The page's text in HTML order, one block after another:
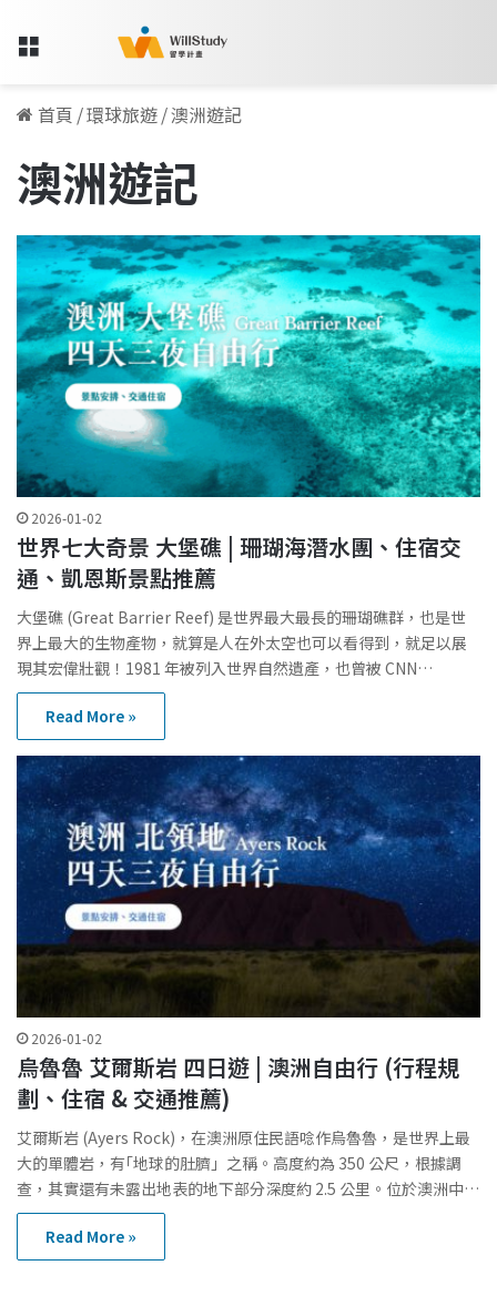
Menu
首頁 /環球旅遊/澳洲遊記
澳洲遊記
2026-01-02
世界七大奇景 大堡礁 | 珊瑚海潛水團、住宿交
通、凱恩斯景點推薦
大堡礁 (Great Barrier Reef) 是世界最大最長的珊瑚礁群，也是世
界上最大的生物產物，就算是人在外太空也可以看得到，就足以展
現其宏偉壯觀！1981 年被列入世界自然遺產，也曾被 CNN…
Read More »
2026-01-02
烏魯魯 艾爾斯岩 四日遊 | 澳洲自由行 (行程規
劃、住宿 & 交通推薦)
艾爾斯岩 (Ayers Rock)，在澳洲原住民語唸作烏魯魯，是世界上最
大的單體岩，有｢地球的肚臍」之稱。高度約為 350 公尺，根據調
查，其實還有未露出地表的地下部分深度約 2.5 公里。位於澳洲中…
Read More »